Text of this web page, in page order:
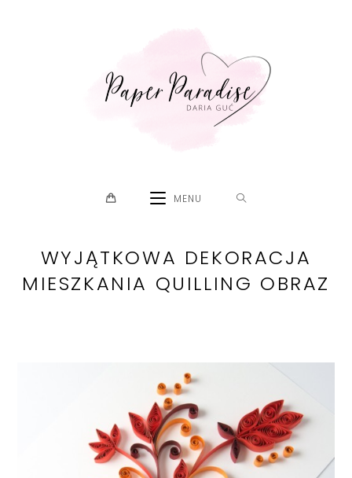
MENU
WYJĄTKOWA DEKORACJA
MIESZKANIA QUILLING OBRAZ